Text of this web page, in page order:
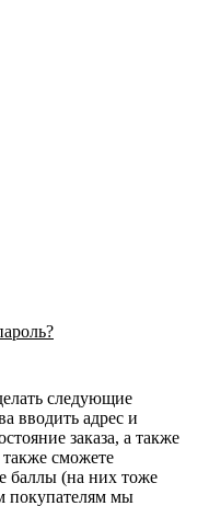
следующие
вводить адрес и
заказа, а также
сможете
баллы (на них тоже
покупателям мы